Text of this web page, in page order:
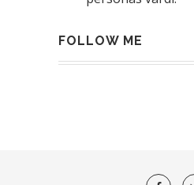
FOLLOW ME